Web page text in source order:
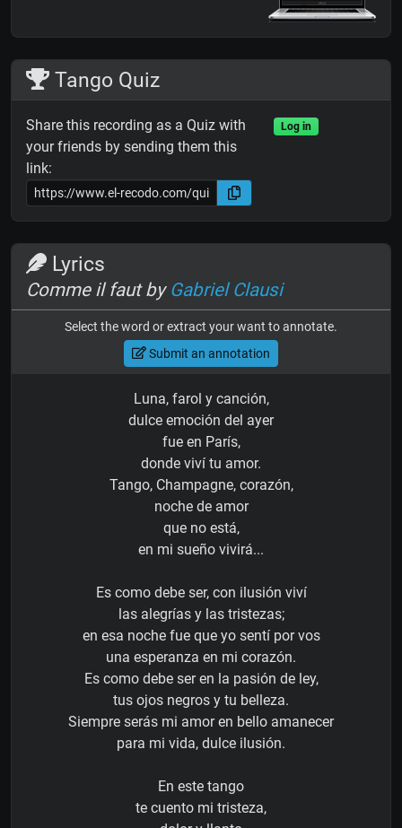
Tango Quiz
Share this recording as a Quiz with
your friends by sending them this
link:
Log in
Lyrics
Comme il faut by Gabriel Clausi
Select the word or extract your want to annotate.
Submit an annotation
Luna, farol y canción,
dulce emoción del ayer
fue en París,
donde viví tu amor.
Tango, Champagne, corazón,
noche de amor
que no está,
en mi sueño vivirá...
Es como debe ser, con ilusión viví
las alegrías y las tristezas;
en esa noche fue que yo sentí por vos
una esperanza en mi corazón.
Es como debe ser en la pasión de ley,
tus ojos negros y tu belleza.
Siempre serás mi amor en bello amanecer
para mi vida, dulce ilusión.
En este tango
te cuento mi tristeza,